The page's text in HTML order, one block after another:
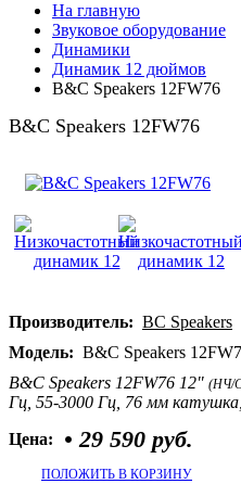
На главную
Звуковое оборудование
Динамики
Динамик 12 дюймов
B&C Speakers 12FW76
B&C Speakers 12FW76
Производитель: BC Speakers
Модель: B&C Speakers
B&C Speakers 12FW76 12" (НЧ/
Гц, 55-3000 Гц, 76 мм
Цена:
•29 590 руб.
ПОЛОЖИТЬ В КОРЗИНУ